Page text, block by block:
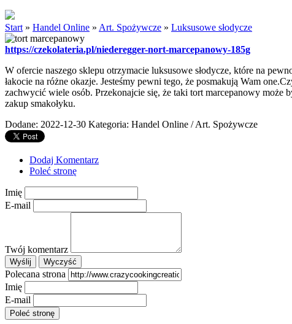
Start » Handel Online » Art. Spożywcze » Luksusowe słodycze
https://czekolateria.pl/niederegger-nort-marcepanowy-185g
W ofercie naszego sklepu otrzymacie luksusowe słodycze, które na
łakocie na różne okazje. Jesteśmy pewni tego, że posmakują Wam
zachwycić wiele osób. Przekonajcie się, że taki tort marcepanowy
zakup smakołyku.
Dodane: 2022-12-30 Kategoria: Handel Online / Art. Spożywcze
Dodaj Komentarz
Poleć stronę
Imię
E-mail
Twój komentarz
Polecana strona
Imię
E-mail